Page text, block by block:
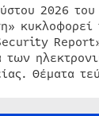
2026 του
κυκλοφορεί
των
Θέματα